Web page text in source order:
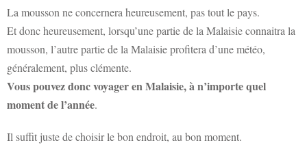
La mousson ne concernera heureusement, pas tout le pays.
Et donc heureusement, lorsqu’une partie de la Malaisie connaitra la
mousson, l’autre partie de la Malaisie profitera d’une météo,
généralement, plus clémente.
Vous pouvez donc voyager en Malaisie, à n’importe quel
moment de l’année.
Il suffit juste de choisir le bon endroit, au bon moment.